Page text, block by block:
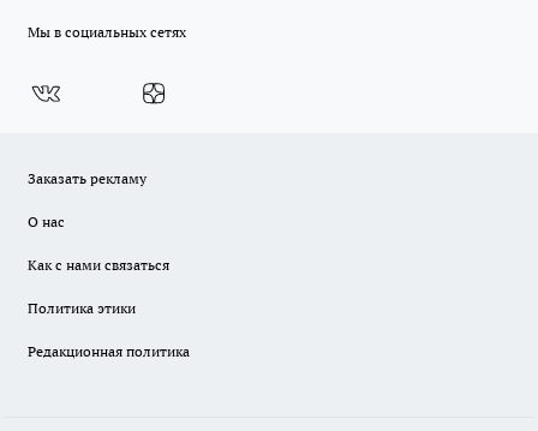
Мы в социальных сетях
Заказать рекламу
О нас
Как с нами связаться
Политика этики
Редакционная политика